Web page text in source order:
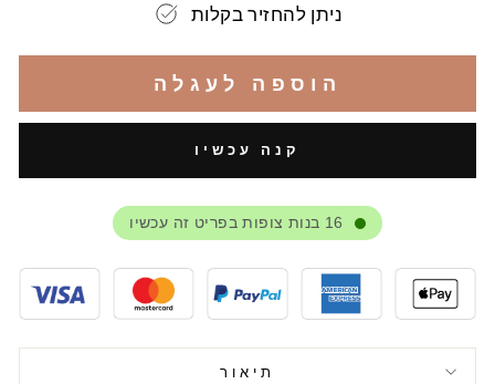
ניתן להחזיר בקלות
הוספה לעגלה
קנה עכשיו
16 בנות צופות בפריט זה עכשיו
תיאור